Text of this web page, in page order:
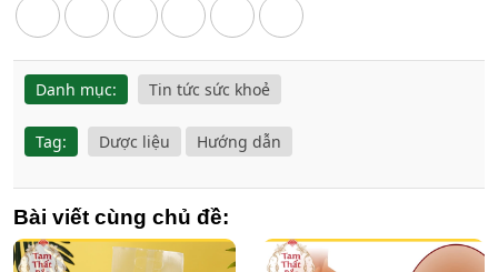
Danh mục: Tin tức sức khoẻ
Tag: Dược liệu Hướng dẫn
Bài viết cùng chủ đề: